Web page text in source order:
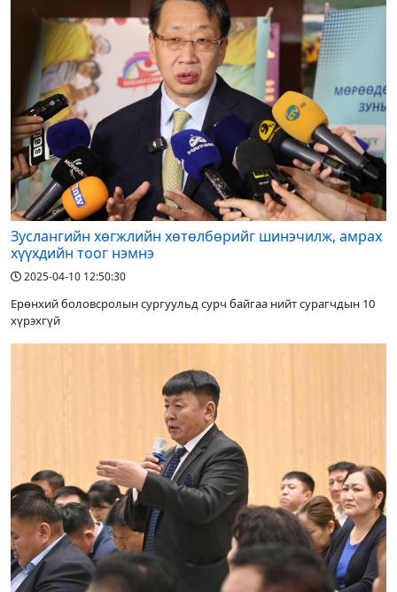
Зуслангийн хөгжлийн хөтөлбөрийг шинэчилж, амрах
хүүхдийн тоог нэмнэ
2025-04-10 12:50:30
Ерөнхий боловсролын сургуульд сурч байгаа нийт сурагчдын 10
хүрэхгүй